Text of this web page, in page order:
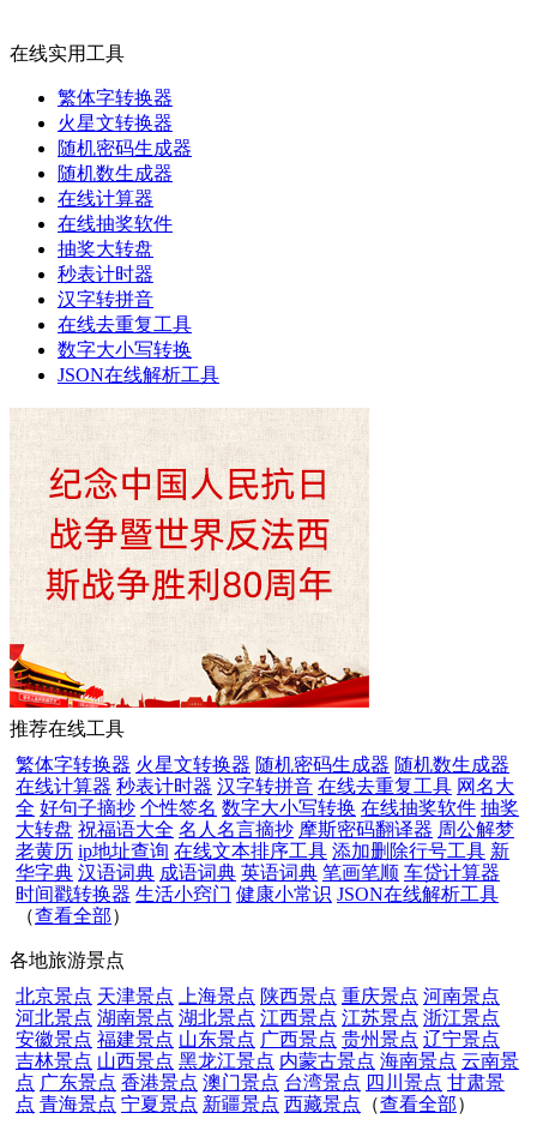
在线实用工具
繁体字转换器
火星文转换器
随机密码生成器
随机数生成器
在线计算器
在线抽奖软件
抽奖大转盘
秒表计时器
汉字转拼音
在线去重复工具
数字大小写转换
JSON在线解析工具
推荐在线工具
繁体字转换器 火星文转换器 随机密码生成器 随机数生成器
在线计算器 秒表计时器 汉字转拼音 在线去重复工具 网名大
全 好句子摘抄 个性签名 数字大小写转换 在线抽奖软件 抽奖
大转盘 祝福语大全 名人名言摘抄 摩斯密码翻译器 周公解梦
老黄历 ip地址查询 在线文本排序工具 添加删除行号工具 新
华字典 汉语词典 成语词典 英语词典 笔画笔顺 车贷计算器
时间戳转换器 生活小窍门 健康小常识 JSON在线解析工具
（查看全部）
各地旅游景点
北京景点 天津景点 上海景点 陕西景点 重庆景点 河南景点
河北景点 湖南景点 湖北景点 江西景点 江苏景点 浙江景点
安徽景点 福建景点 山东景点 广西景点 贵州景点 辽宁景点
吉林景点 山西景点 黑龙江景点 内蒙古景点 海南景点 云南景
点 广东景点 香港景点 澳门景点 台湾景点 四川景点 甘肃景
点 青海景点 宁夏景点 新疆景点 西藏景点 （查看全部）